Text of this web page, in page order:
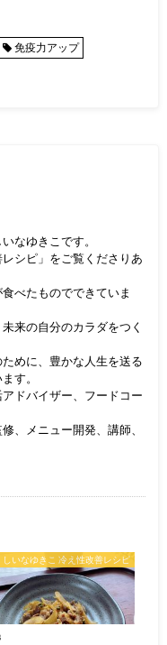
免疫力アップ
なゆきこです。
シピ」をご覧くださりあ
べたものでできていま
来の自分のカラダをつく
めに、豊かな人生を送る
す。
アドバイザー、フードコー
、メニュー開発、講師、
しいなゆきこ 冷え性改善レシピ